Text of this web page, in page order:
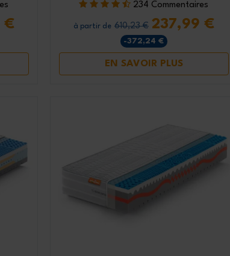
€
234 Commentaires
à partir de 610,23 € 237,99 €
-372,24 €
EN SAVOIR PLUS